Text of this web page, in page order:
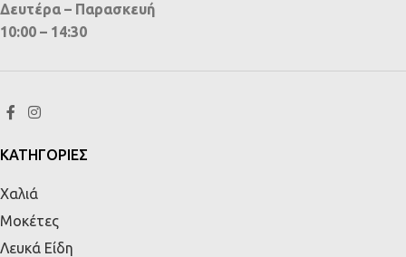
Δευτέρα – Παρασκευή
10:00 – 14:30
ΚΑΤΗΓΟΡΙΕΣ
Χαλιά
Μοκέτες
Λευκά Είδη